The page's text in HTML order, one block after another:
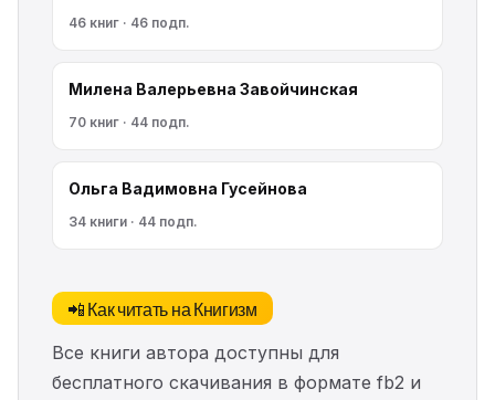
46 книг · 46 подп.
Милена Валерьевна Завойчинская
70 книг · 44 подп.
Ольга Вадимовна Гусейнова
34 книги · 44 подп.
📲 Как читать на Книгизм
Все книги автора доступны для
бесплатного скачивания в формате fb2 и